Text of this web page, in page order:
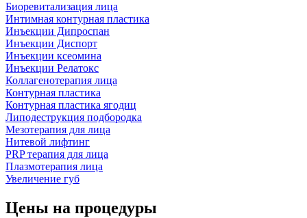
Биоревитализация лица
Интимная контурная пластика
Инъекции Дипроспан
Инъекции Диспорт
Инъекции ксеомина
Инъекции Релатокс
Коллагенотерапия лица
Контурная пластика
Контурная пластика ягодиц
Липодеструкция подбородка
Мезотерапия для лица
Нитевой лифтинг
PRP терапия для лица
Плазмотерапия лица
Увеличение губ
Цены на процедуры